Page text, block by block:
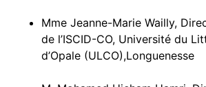
Mme Jeanne-Marie Wailly,
de l’ISCID-CO, Université du
d’Opale (ULCO),Longuenesse